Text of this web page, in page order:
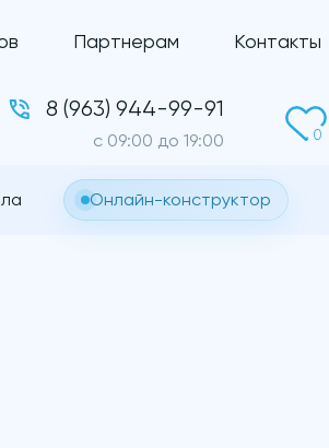
Партнерам Контакты
8 (963) 944-99-91
c 09:00 до 19:00 0
Онлайн-конструктор